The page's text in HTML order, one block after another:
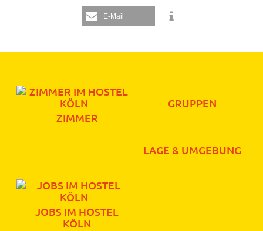
E-Mail
ZIMMER
GRUPPEN
LAGE & UMGEBUNG
JOBS IM HOSTEL
KÖLN